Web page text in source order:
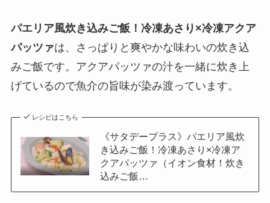
パエリア風炊き込みご飯！冷凍あさり×冷凍アクア
パッツァは、さっぱりと爽やかな味わいの炊き込
みご飯です。アクアパッツァの汁を一緒に炊き上
げているので魚介の旨味が染み渡っています。
レシピはこちら
《サタデープラス》パエリア風炊
き込みご飯！冷凍あさり×冷凍ア
クアパッツァ（イオン食材！炊き
込みご飯…